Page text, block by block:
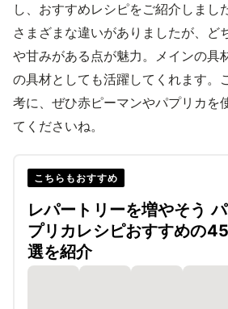
し、おすすめレシピをご紹介しまし
さまざまな違いがありましたが、ど
や甘みがある点が魅力。メインの具
の具材としても活躍してくれます。
考に、ぜひ赤ピーマンやパプリカを
てくださいね。
こちらもおすすめ
レパートリーを増やそう パ
プリカレシピおすすめの45
選を紹介